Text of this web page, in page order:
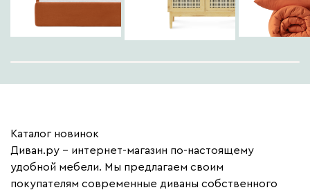
Каталог новинок
Диван.ру – интернет-магазин по-настоящему
удобной мебели. Мы предлагаем своим
покупателям современные диваны собственного